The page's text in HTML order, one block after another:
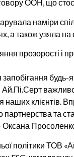
ООН, що
наміри
а також узяла
прозорості і
запобігання будь-
наших клієнтів.
партнерства та
Оксана
політики ТОВ